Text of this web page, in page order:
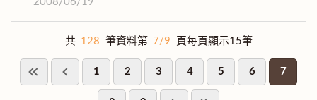
共 128 筆資料第 7/9 頁每頁顯示15筆
1 2 3 4 5 6 7